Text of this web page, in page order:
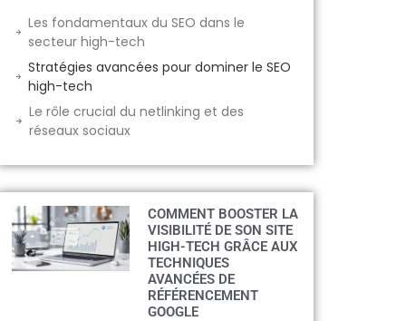
Les fondamentaux du SEO dans le
secteur high-tech
Stratégies avancées pour dominer le SEO
high-tech
Le rôle crucial du netlinking et des
réseaux sociaux
COMMENT BOOSTER LA
VISIBILITÉ DE SON SITE
HIGH-TECH GRÂCE AUX
TECHNIQUES
AVANCÉES DE
RÉFÉRENCEMENT
GOOGLE